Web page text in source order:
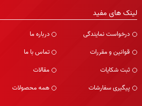
لینک های مفید
درخواست نمایندگی
قوانین و مقررات
ثبت شکایات
پیگیری سفارشات
درباره ما
تماس با ما
مقالات
همه محصولات